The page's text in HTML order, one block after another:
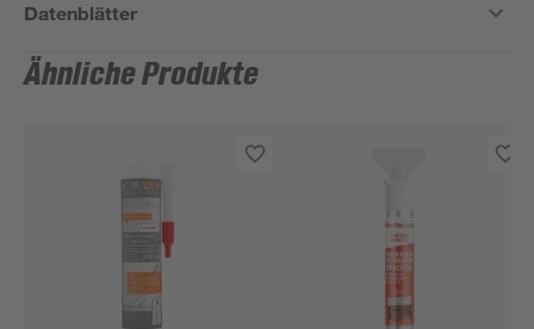
Datenblätter
Ähnliche Produkte